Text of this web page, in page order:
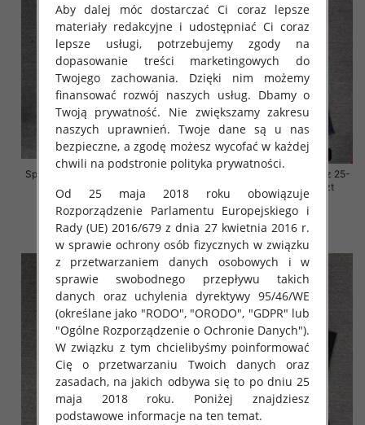
Spodnie damskie jeansy Roz 29-
36, 1 Kolor Paczka 10 szt
57.00 zł
szczegóły
Spodnie damskie jeansy Roz 25-
30, 1 Kolor Paczka 10 szt
61.00 zł
szczegóły
Aby dalej móc dostarczać Ci coraz lepsze
materiały redakcyjne i udostępniać Ci coraz
lepsze usługi, potrzebujemy zgody na
dopasowanie treści marketingowych do
Twojego zachowania. Dzięki nim możemy
finansować rozwój naszych usług. Dbamy o
Twoją prywatność. Nie zwiększamy zakresu
naszych uprawnień. Twoje dane są u nas
bezpieczne, a zgodę możesz wycofać w każdej
chwili na podstronie polityka prywatności.
Od 25 maja 2018 roku obowiązuje
Rozporządzenie Parlamentu Europejskiego i
Rady (UE) 2016/679 z dnia 27 kwietnia 2016 r.
w sprawie ochrony osób fizycznych w związku
z przetwarzaniem danych osobowych i w
sprawie swobodnego przepływu takich
danych oraz uchylenia dyrektywy 95/46/WE
(określane jako "RODO", "ORODO", "GDPR" lub
"Ogólne Rozporządzenie o Ochronie Danych").
W związku z tym chcielibyśmy poinformować
Cię o przetwarzaniu Twoich danych oraz
zasadach, na jakich odbywa się to po dniu 25
maja 2018 roku. Poniżej znajdziesz
podstawowe informacje na ten temat.